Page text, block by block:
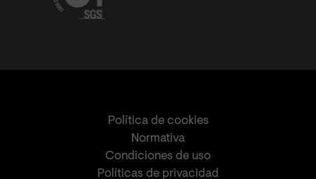
Política de cookies
Normativa
Condiciones de uso
Políticas de privacidad